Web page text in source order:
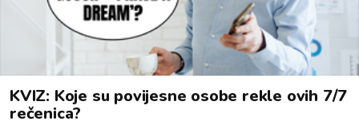
KVIZ: Koje su povijesne osobe rekle ovih 7/7
rečenica?